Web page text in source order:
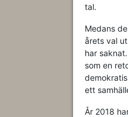
tal.
Medans
årets val
har
som en
ett
År 2018